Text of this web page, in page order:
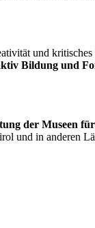
und
Bildung und
der Museen
und in anderen